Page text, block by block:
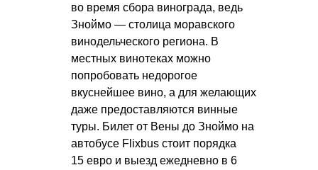
во время сбора винограда, ведь
Зноймо — столица моравского
винодельческого региона. В
местных винотеках можно
попробовать недорогое
вкуснейшее вино, а для желающих
даже предоставляются винные
туры. Билет от Вены до Зноймо на
автобусе Flixbus стоит порядка
15 евро и выезд ежедневно в 6